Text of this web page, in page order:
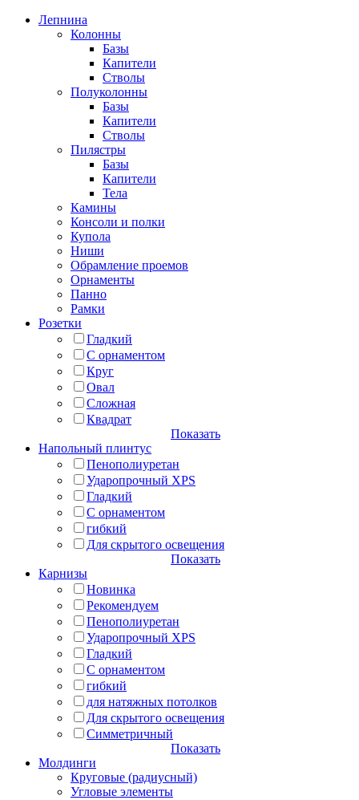
Лепнина
Колонны
Базы
Капители
Стволы
Полуколонны
Базы
Капители
Стволы
Пилястры
Базы
Капители
Тела
Камины
Консоли и полки
Купола
Ниши
Обрамление проемов
Орнаменты
Панно
Рамки
Розетки
Гладкий
С орнаментом
Круг
Овал
Сложная
Квадрат
Показать
Напольный плинтус
Пенополиуретан
Ударопрочный XPS
Гладкий
С орнаментом
гибкий
Для скрытого освещения
Показать
Карнизы
Новинка
Рекомендуем
Пенополиуретан
Ударопрочный XPS
Гладкий
С орнаментом
гибкий
для натяжных потолков
Для скрытого освещения
Симметричный
Показать
Молдинги
Круговые (радиусный)
Угловые элементы